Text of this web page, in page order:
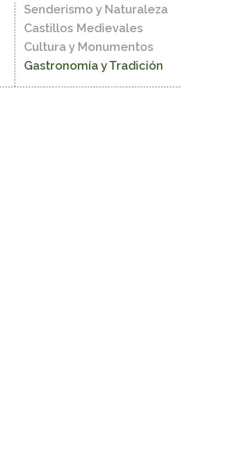
Senderismo y Naturaleza
Castillos Medievales
Cultura y Monumentos
Gastronomía y Tradición